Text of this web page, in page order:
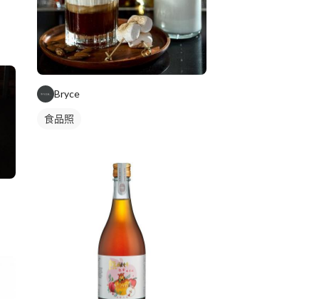
Bryce
食品照